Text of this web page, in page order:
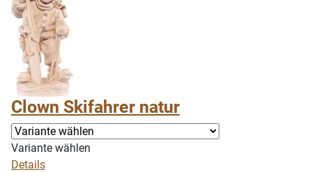
Clown Skifahrer natur
Variante wählen
Details